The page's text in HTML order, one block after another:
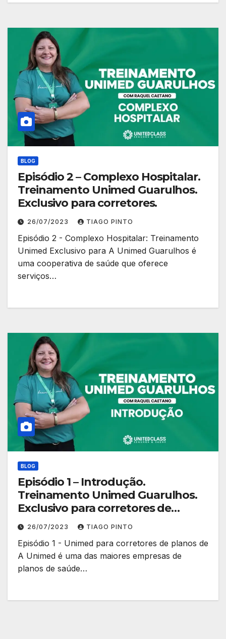
BLOG
Episódio 2 – Complexo Hospitalar.
Treinamento Unimed Guarulhos.
Exclusivo para corretores.
26/07/2023 TIAGO PINTO
Episódio 2 - Complexo Hospitalar: Treinamento
Unimed Exclusivo para A Unimed Guarulhos é
uma cooperativa de saúde que oferece
serviços…
BLOG
Episódio 1 – Introdução.
Treinamento Unimed Guarulhos.
Exclusivo para corretores de
planos de saúde.
26/07/2023 TIAGO PINTO
Episódio 1 - Unimed para corretores de planos de
A Unimed é uma das maiores empresas de
planos de saúde…